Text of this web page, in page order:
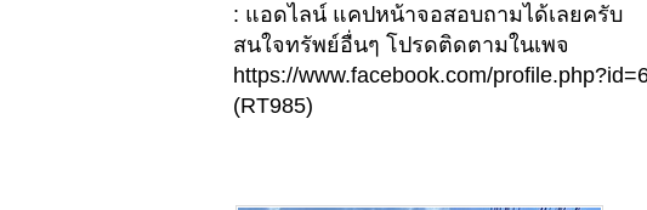
: แอดไลน์ แคปหน้าจอสอบถามได้เลยครับ
สนใจทรัพย์อื่นๆ โปรดติดตามในเพจ
https://www.facebook.com/
(RT985)